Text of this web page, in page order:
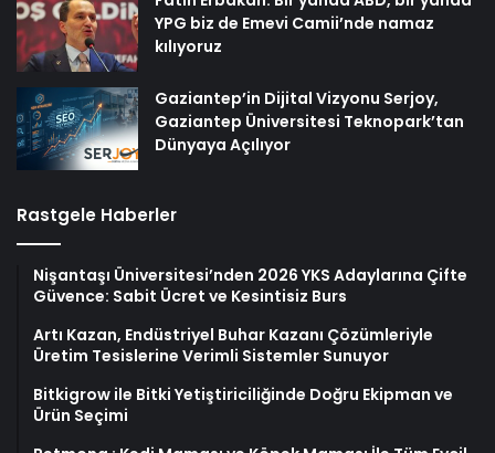
YPG biz de Emevi Camii’nde namaz
kılıyoruz
Gaziantep’in Dijital Vizyonu Serjoy,
Gaziantep Üniversitesi Teknopark’tan
Dünyaya Açılıyor
Rastgele Haberler
Nişantaşı Üniversitesi’nden 2026 YKS Adaylarına Çifte
Güvence: Sabit Ücret ve Kesintisiz Burs
Artı Kazan, Endüstriyel Buhar Kazanı Çözümleriyle
Üretim Tesislerine Verimli Sistemler Sunuyor
Bitkigrow ile Bitki Yetiştiriciliğinde Doğru Ekipman ve
Ürün Seçimi